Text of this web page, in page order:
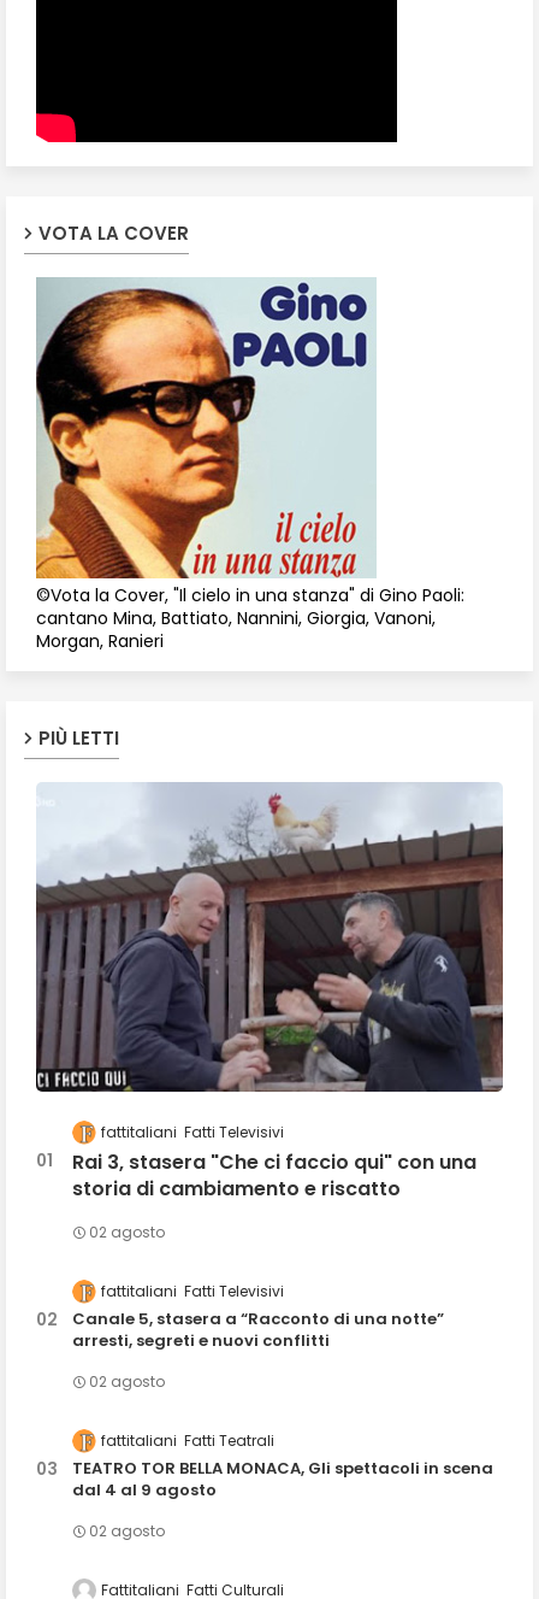
VOTA LA COVER
©Vota la Cover, "Il cielo in una stanza" di Gino Paoli:
cantano Mina, Battiato, Nannini, Giorgia, Vanoni,
Morgan, Ranieri
PIÙ LETTI
fattitaliani Fatti Televisivi
Rai 3, stasera "Che ci faccio qui" con una
storia di cambiamento e riscatto
02 agosto
fattitaliani Fatti Televisivi
Canale 5, stasera a “Racconto di una notte”
arresti, segreti e nuovi conflitti
02 agosto
fattitaliani Fatti Teatrali
TEATRO TOR BELLA MONACA, Gli spettacoli in scena
dal 4 al 9 agosto
02 agosto
Fattitaliani Fatti Culturali